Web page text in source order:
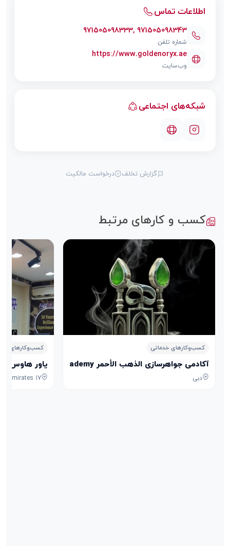
اطلاعات تماس
971505098333, 971505098343
شماره تلفن
https://www.goldenoryx.ae
وب‌سایت
شبکه‌های اجتماعی
گزارش تخلف درخواست مالکیت
کسب و کارهای مرتبط
کسب‌وکارهای خدماتی
آکادمی جواهرسازی الذهب الأحمر Aldhahab Alahmar Jewelry Academy
دبی
کسب‌وکارهای
پاور هاوس POWER HOUSE